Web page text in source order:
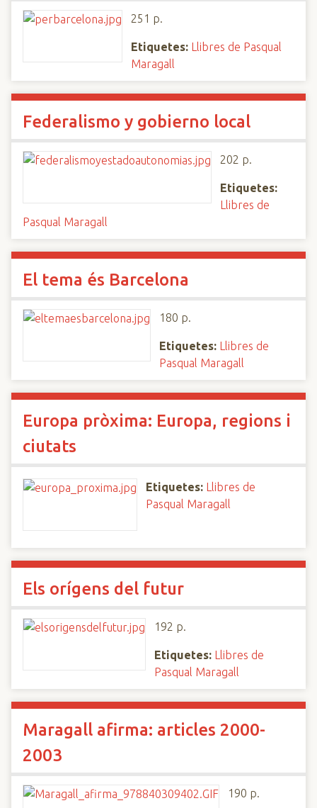
251 p.
Etiquetes: Llibres de Pasqual
Maragall
Federalismo y gobierno local
202 p.
Etiquetes:
Llibres de
Pasqual Maragall
El tema és Barcelona
180 p.
Etiquetes: Llibres de
Pasqual Maragall
Europa pròxima: Europa, regions i
ciutats
Etiquetes: Llibres de
Pasqual Maragall
Els orígens del futur
192 p.
Etiquetes: Llibres de
Pasqual Maragall
Maragall afirma: articles 2000-
2003
190 p.